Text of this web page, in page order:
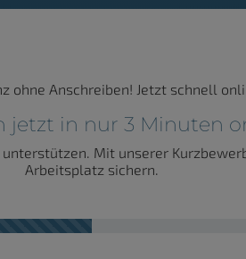
ohne Anschreiben! Jetzt schnell
jetzt in nur 3 Minuten
Mit unserer
Arbeitsplatz sichern.